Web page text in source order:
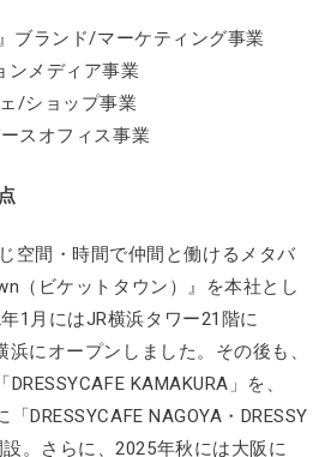
』ブランド/マーケティング事業
ンメディア事業
ェ/ショップ事業
スオフィス事業
空間・時間で仲間と働けるメタバ
（ビケットタウン）』を本社とし
1月にはJR横浜タワー21階に
浜にオープンしました。その後も、
KAMAKURA」を、
DRESSYCAFE NAGOYA・DRESSY
。さらに、2025年秋には大阪に